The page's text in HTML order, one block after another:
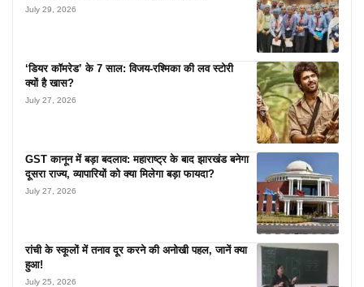
July 29, 2026
‘डियर कॉमरेड’ के 7 साल: विजय-रश्मिका की लव स्टोरी
क्यों है खास?
July 27, 2026
GST कानून में बड़ा बदलाव: महाराष्ट्र के बाद झारखंड बनेगा
दूसरा राज्य, व्यापारियों को क्या मिलेगा बड़ा फायदा?
July 27, 2026
रांची के स्कूलों में तनाव दूर करने की अनोखी पहल, जानें क्या
हुआ!
July 25, 2026